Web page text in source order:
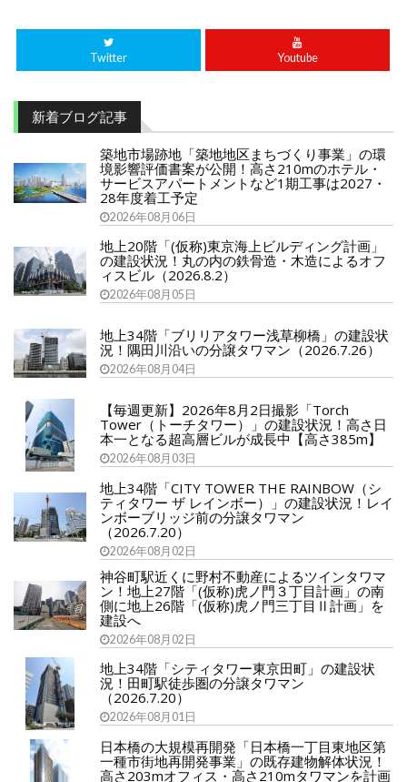
Twitter Youtube
新着ブログ記事
築地市場跡地「築地地区まちづくり事業」の環
境影響評価書案が公開！高さ210mのホテル・
サービスアパートメントなど1期工事は2027・
28年度着工予定
2026年08月06日
地上20階「(仮称)東京海上ビルディング計画」
の建設状況！丸の内の鉄骨造・木造によるオフ
ィスビル（2026.8.2）
2026年08月05日
地上34階「ブリリアタワー浅草柳橋」の建設状
況！隅田川沿いの分譲タワマン（2026.7.26）
2026年08月04日
【毎週更新】2026年8月2日撮影「Torch
Tower（トーチタワー）」の建設状況！高さ日
本一となる超高層ビルが成長中【高さ385m】
2026年08月03日
地上34階「CITY TOWER THE RAINBOW（シ
ティタワー ザ レインボー）」の建設状況！レイ
ンボーブリッジ前の分譲タワマン
（2026.7.20）
2026年08月02日
神谷町駅近くに野村不動産によるツインタワマ
ン！地上27階「(仮称)虎ノ門３丁目計画」の南
側に地上26階「(仮称)虎ノ門三丁目Ⅱ計画」を
建設へ
2026年08月02日
地上34階「シティタワー東京田町」の建設状
況！田町駅徒歩圏の分譲タワマン
（2026.7.20）
2026年08月01日
日本橋の大規模再開発「日本橋一丁目東地区第
一種市街地再開発事業」の既存建物解体状況！
高さ203mオフィス・高さ210mタワマンを計画